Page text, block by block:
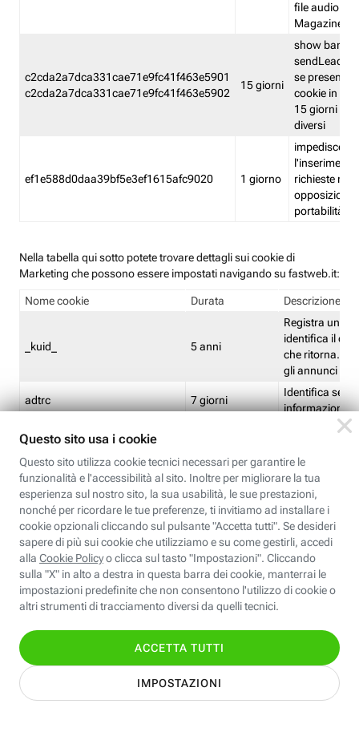
file audio del
Magazine
c2cda2a7dca331cae71e9fc41f463e5901
c2cda2a7dca331cae71e9fc41f463e5902
15 giorni
show banner
sendLead
se presenti
cookie in un
15 giorni e
diversi
ef1e588d0daa39bf5e3ef1615afc9020 1 giorno
impedisce
l'inserimento
richieste
opposizione
portabilità
Nella tabella qui sotto potete trovare dettagli sui cookie di
Marketing che possono essere impostati navigando su fastweb.it:
Nome cookie Durata Descrizione
_kuid_ 5 anni
Registra un ID
identifica il
che ritorna.
gli annunci
adtrc 7 giorni
Identifica se
informazioni
CFFC<TagID>
Limite di
CM 1 giorno
Identifica se
ricontrollare
corrispondenti
(impostata da
CM14 14 giorni
Identifica se
ricontrollare
corrispondenti
(impostata da
pagine
EBFC<BannerID> 7 giorni
Identifica la
banner
Identifica la